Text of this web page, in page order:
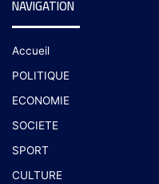
NAVIGATION
Accueil
POLITIQUE
ECONOMIE
SOCIETE
SPORT
CULTURE